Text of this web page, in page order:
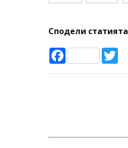
Сподели статията
Facebook